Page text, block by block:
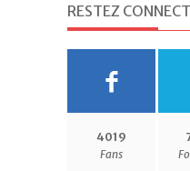
RESTEZ
4019
Fans